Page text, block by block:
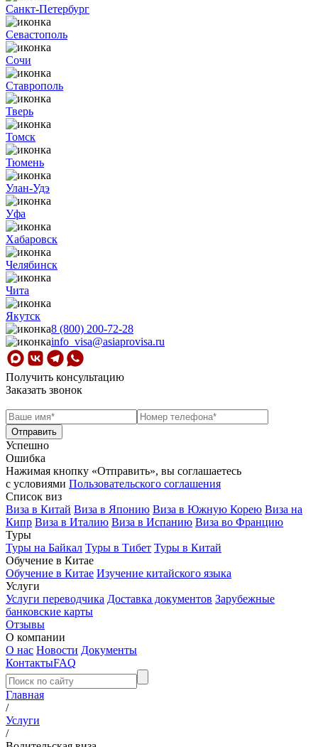
Санкт-Петербург
Севастополь
Сочи
Ставрополь
Тверь
Томск
Тюмень
Улан-Удэ
Уфа
Хабаровск
Челябинск
Чита
Якутск
8 (800) 200-72-28
info_visa@asiaprovisa.ru
Получить консультацию
Заказать звонок
Успешно
Ошибка
Нажимая кнопку «Отправить», вы соглашаетесь
с условиями Пользовательского соглашения
Список виз
Виза в Китай Виза в Японию Виза в Южную Корею Виза на
Кипр Виза в Италию Виза в Испанию Виза во Францию
Туры
Туры на Байкал Туры в Тибет Туры в Китай
Обучение в Китае
Обучение в Китае Изучение китайского языка
Услуги
Услуги переводчика Доставка документов Зарубежные
банковские карты
Отзывы
О компании
О нас Новости Документы
КонтактыFAQ
Главная
/
Услуги
/